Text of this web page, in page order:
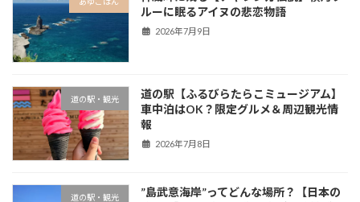
ルーに眠るアイヌの悲恋物語
2026年7月9日
道の駅・観光
道の駅【ふるびらたらこミュージアム】
車中泊はOK？限定グルメ＆周辺観光情
報
2026年7月8日
道の駅・観光
”島武意海岸”ってどんな場所？【日本の